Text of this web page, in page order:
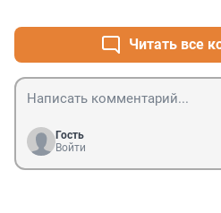
Читать все
Гость
Войти